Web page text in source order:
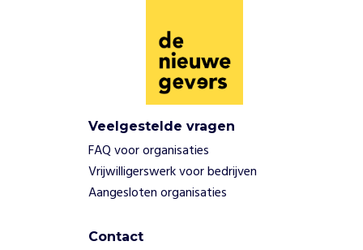
Veelgestelde vragen
FAQ voor organisaties
Vrijwilligerswerk voor bedrijven
Aangesloten organisaties
Contact